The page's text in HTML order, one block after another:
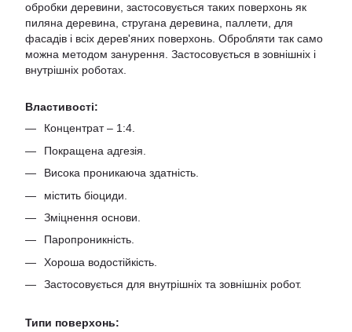
обробки деревини, застосовується таких поверхонь як
пиляна деревина, стругана деревина, паллети, для
фасадів і всіх дерев'яних поверхонь. Обробляти так само
можна методом занурення. Застосовується в зовнішніх і
внутрішніх роботах.
Властивості:
Концентрат – 1:4.
Покращена адгезія.
Висока проникаюча здатність.
містить біоциди.
Зміцнення основи.
Паропроникність.
Хороша водостійкість.
Застосовується для внутрішніх та зовнішніх робот.
Типи поверхонь: